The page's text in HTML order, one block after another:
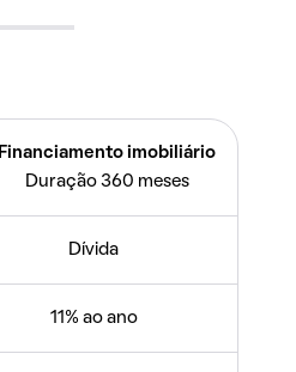
Financiamento imobiliário
Duração 360 meses
Dívida
11% ao ano